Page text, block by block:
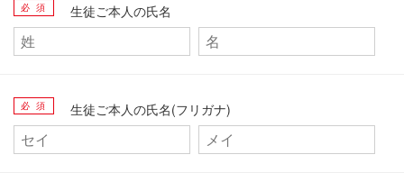
生徒ご本人の氏名
必 須
生徒ご本人の氏名(フリガナ)
必 須